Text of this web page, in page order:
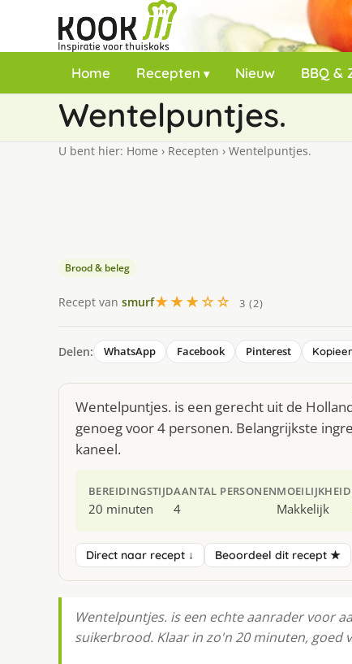
Home Recepten Nieuw BBQ &
Wentelpuntjes.
U bent hier: Home › Recepten › Wentelpuntjes.
Brood & beleg
Recept van smurf★★★☆☆ 3 (2)
Delen: WhatsApp Facebook Pinterest
Wentelpuntjes. is een gerecht uit de
genoeg voor 4 personen. Belangrijkste
kaneel.
BEREIDINGSTIJD
20 minuten
AANTAL PERSONEN
4
MOEILIJKHEID
Makkelijk
Direct naar recept ↓ Beoordeel dit recept ★
Wentelpuntjes. is een echte aanrader voor
suikerbrood. Klaar in zo'n 20 minuten, goed